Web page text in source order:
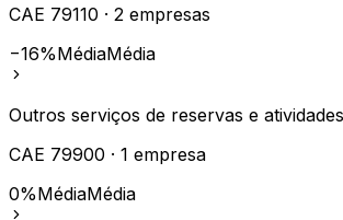
CAE 79110 · 2 empresas
−16%MédiaMédia
Outros serviços de reservas e
CAE 79900 · 1 empresa
0%MédiaMédia